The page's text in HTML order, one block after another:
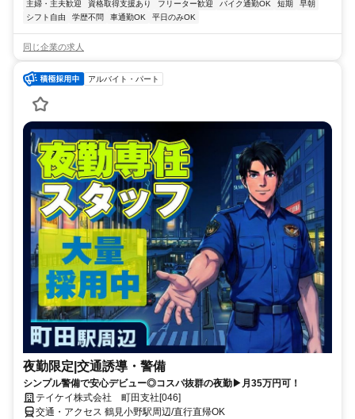
主婦・主夫歓迎
資格取得支援あり フリーター歓迎 バイク通勤OK 短期
早朝
シフト自由
学歴不問 車通勤OK 平日のみOK
同じ企業の求人
アルバイト・パート
夜勤限定|交通誘導・警備
シンプル警備で安心デビュー◎コスパ抜群の夜勤▶月35万円可！
テイケイ株式会社 町田支社[046]
交通・アクセス 鶴見小野駅周辺/直行直帰OK